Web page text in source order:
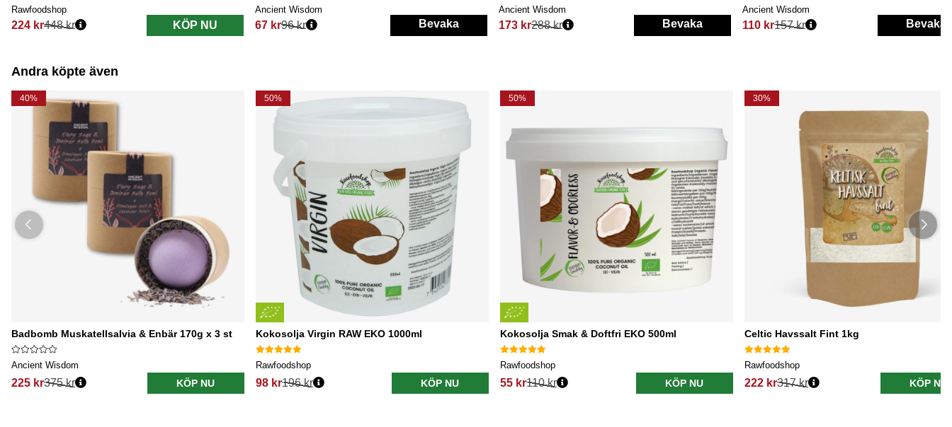
Rawfoodshop
224 kr
Ordinarie pris:
448 kr KÖP NU
Ancient Wisdom
67 kr
Ordinarie pris:
96 kr Bevaka
Ancient Wisdom
173 kr
Ordinarie pris:
288 kr Bevaka
Ancient Wisdom
110 kr
Ordinarie pris:
157 kr Bevaka
Andra köpte även
40%
Badbomb Muskatellsalvia & Enbär 170g x 3 st
Ancient Wisdom
225 kr375 kr KÖP NU
50%
Kokosolja Virgin RAW EKO 1000ml
Rawfoodshop
98 kr196 kr KÖP NU
50%
Kokosolja Smak & Doftfri EKO 500ml
Rawfoodshop
55 kr110 kr KÖP NU
30%
Celtic Havssalt Fint 1kg
Rawfoodshop
222 kr317 kr KÖP NU